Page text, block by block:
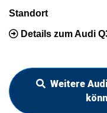
Standort
Details zum Audi
Weitere